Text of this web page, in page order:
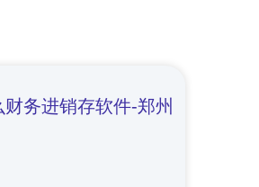
务进销存软件-郑州